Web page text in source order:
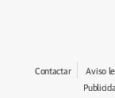
Contactar Aviso